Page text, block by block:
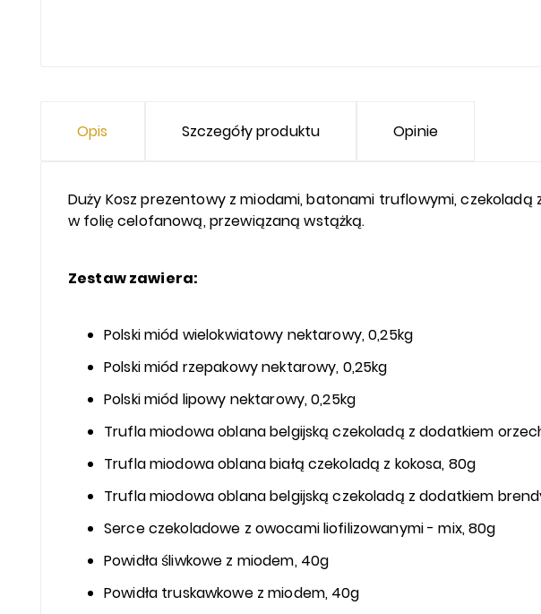
Opis Szczegóły produktu Opinie
Duży Kosz prezentowy z miodami, batonami truflowymi,
w folię celofanową, przewiązaną wstążką.
Zestaw zawiera:
Polski miód wielokwiatowy nektarowy, 0,25kg
Polski miód rzepakowy nektarowy, 0,25kg
Polski miód lipowy nektarowy, 0,25kg
Trufla miodowa oblana belgijską czekoladą z dodatkiem
Trufla miodowa oblana białą czekoladą z kokosa, 80g
Trufla miodowa oblana belgijską czekoladą z dodatkiem
Serce czekoladowe z owocami liofilizowanymi - mix, 80g
Powidła śliwkowe z miodem, 40g
Powidła truskawkowe z miodem, 40g